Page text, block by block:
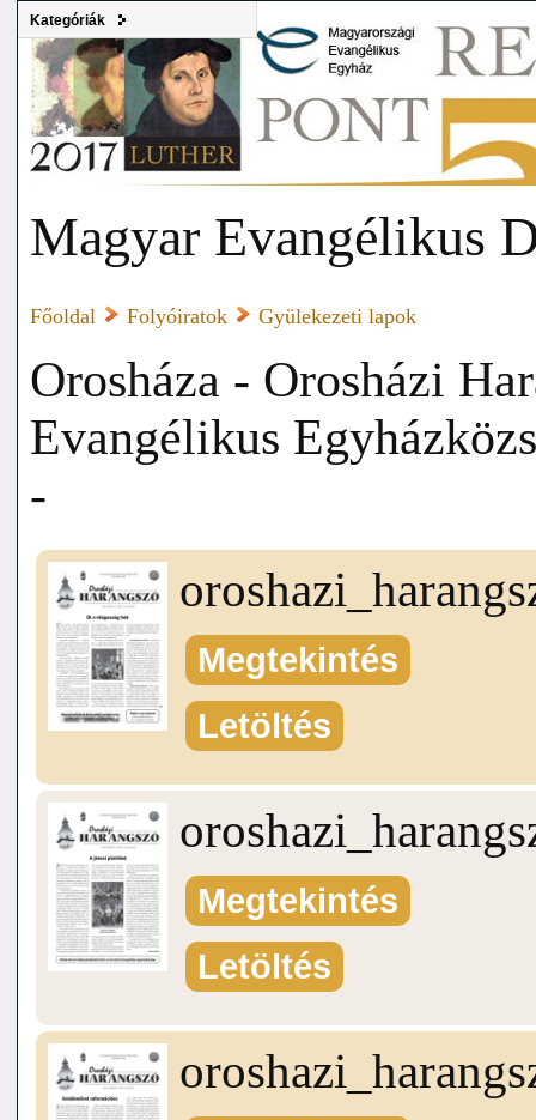
Kategóriák
Magyar Evangélikus
Főoldal Folyóiratok Gyülekezeti lapok
Orosháza - Orosházi
Evangélikus
-
Megtekintés
Letöltés
Megtekintés
Letöltés